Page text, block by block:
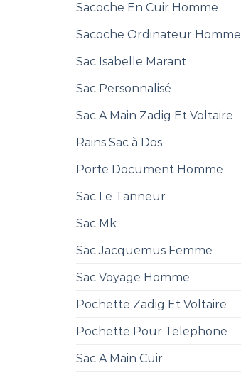
Sacoche En Cuir Homme
Sacoche Ordinateur Homme
Sac Isabelle Marant
Sac Personnalisé
Sac A Main Zadig Et Voltaire
Rains Sac à Dos
Porte Document Homme
Sac Le Tanneur
Sac Mk
Sac Jacquemus Femme
Sac Voyage Homme
Pochette Zadig Et Voltaire
Pochette Pour Telephone
Sac A Main Cuir